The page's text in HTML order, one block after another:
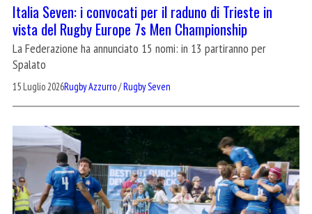
Italia Seven: i convocati per il raduno di Trieste in
vista del Rugby Europe 7s Men Championship
La Federazione ha annunciato 15 nomi: in 13 partiranno per
Spalato
15 Luglio 2026Rugby Azzurro/Rugby Seven